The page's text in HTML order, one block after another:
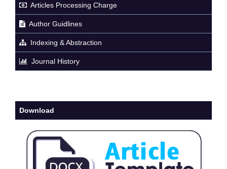
Articles Processing Charge
Author Guidlines
Indexing & Abstraction
Journal History
Download